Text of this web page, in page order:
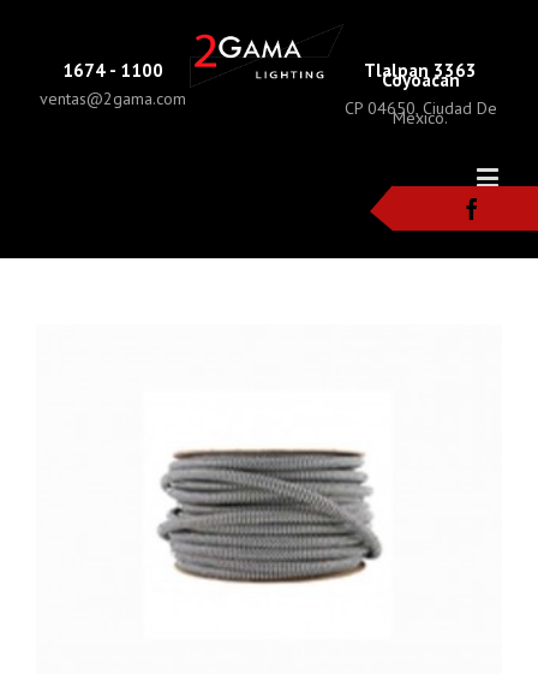
1674 - 1100
ventas@2gama.com
Tlalpan 3363
Coyoacan
CP 04650, Ciudad De
Mexico.